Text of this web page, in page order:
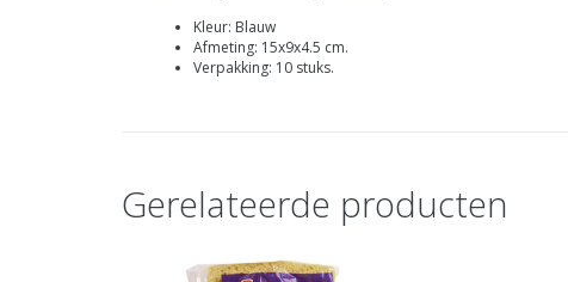
Kleur: Blauw
Afmeting: 15x9x4.5 cm.
Verpakking: 10 stuks.
Gerelateerde producten